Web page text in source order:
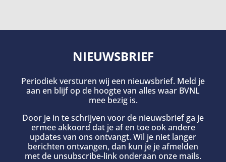
NIEUWSBRIEF
Periodiek versturen wij een nieuwsbrief. Meld je
aan en blijf op de hoogte van alles waar BVNL
mee bezig is.
Door je in te schrijven voor de nieuwsbrief ga je
ermee akkoord dat je af en toe ook andere
updates van ons ontvangt. Wil je niet langer
berichten ontvangen, dan kun je je afmelden
met de unsubscribe-link onderaan onze mails.